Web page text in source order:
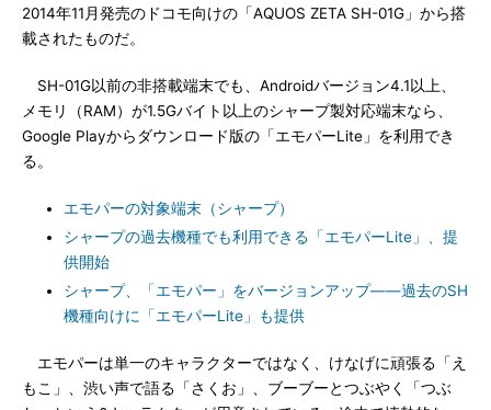
2014年11月発売のドコモ向けの「AQUOS ZETA SH-01G」から搭
載されたものだ。
SH-01G以前の非搭載端末でも、Androidバージョン4.1以上、
メモリ（RAM）が1.5Gバイト以上のシャープ製対応端末なら、
Google Playからダウンロード版の「エモパーLite」を利用でき
る。
エモパーの対象端末（シャープ）
シャープの過去機種でも利用できる「エモパーLite」、提
供開始
シャープ、「エモパー」をバージョンアップ――過去のSH
機種向けに「エモパーLite」も提供
エモパーは単一のキャラクターではなく、けなげに頑張る「え
もこ」、渋い声で語る「さくお」、ブーブーとつぶやく「つぶ